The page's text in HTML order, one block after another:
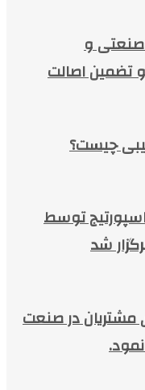
صنعتی و
تضمین اصالت
چیست؟
توسط
شد
مشتریان در صنعت